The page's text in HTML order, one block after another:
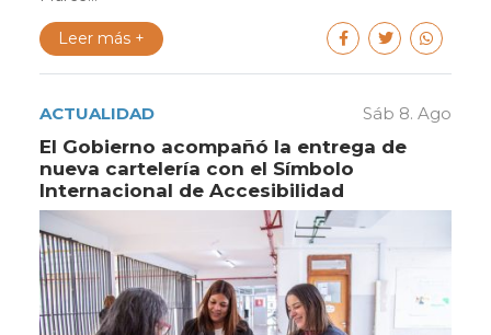
Leer más +
ACTUALIDAD Sáb 8. Ago
El Gobierno acompañó la entrega de
nueva cartelería con el Símbolo
Internacional de Accesibilidad